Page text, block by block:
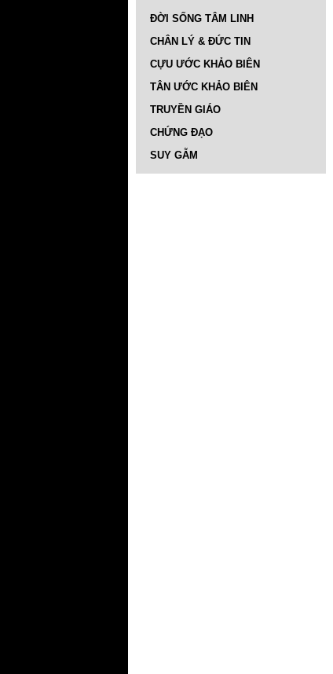
ĐỜI SỐNG TÂM LINH
CHÂN LÝ & ĐỨC TIN
CỰU ƯỚC KHẢO BIÊN
TÂN ƯỚC KHẢO BIÊN
TRUYỀN GIÁO
CHỨNG ĐẠO
SUY GẪM